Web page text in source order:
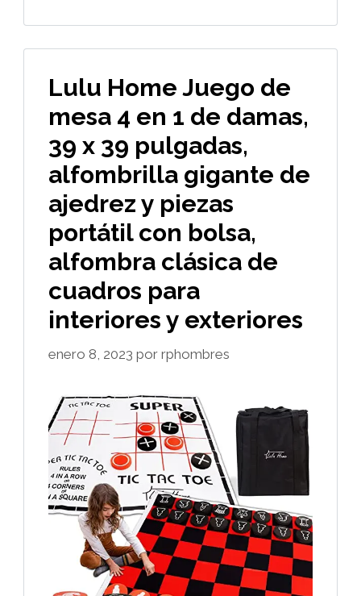
Lulu Home Juego de
mesa 4 en 1 de damas,
39 x 39 pulgadas,
alfombrilla gigante de
ajedrez y piezas
portátil con bolsa,
alfombra clásica de
cuadros para
interiores y exteriores
enero 8, 2023 por rphombres